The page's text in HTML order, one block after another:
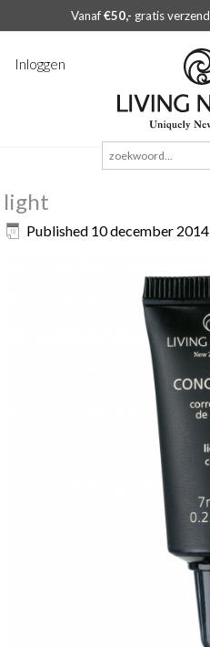
Vanaf€50,- gratis
Inloggen
Zoeken
naar:
light
Published 10 december 2014